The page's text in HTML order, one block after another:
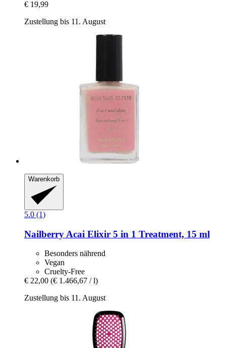
€ 19,99
Zustellung bis 11. August
Warenkorb
5.0 (1)
Nailberry Acai Elixir 5 in 1 Treatment, 15 ml
Besonders nährend
Vegan
Cruelty-Free
€ 22,00 (€ 1.466,67 / l)
Zustellung bis 11. August